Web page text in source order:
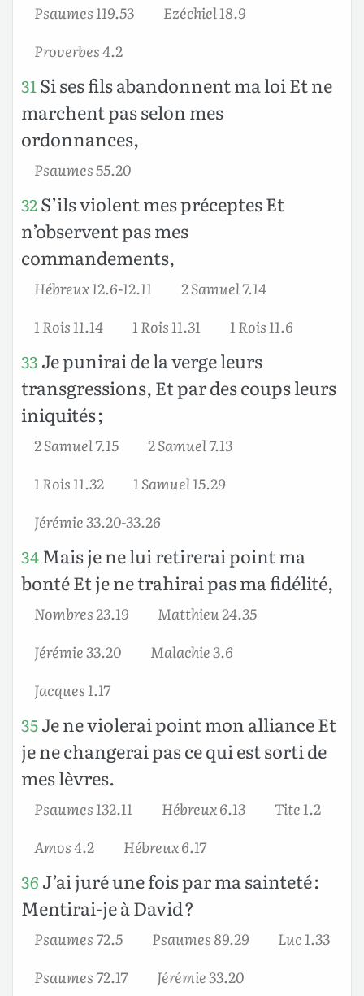
Psaumes 119.53
Ezéchiel 18.9
Proverbes 4.2
31 Si ses fils abandonnent ma loi Et ne
marchent pas selon mes
ordonnances,
Psaumes 55.20
32S’ils violent mes préceptes Et
n’observent pas mes
commandements,
Hébreux 12.6-12.11
2 Samuel 7.14
1 Rois 11.14
1 Rois 11.31 1 Rois 11.6
33 Je punirai de la verge leurs
transgressions, Et par des coups leurs
iniquités ;
2 Samuel 7.15
2 Samuel 7.13
1 Rois 11.32
1 Samuel 15.29
Jérémie 33.20-33.26
34Mais je ne lui retirerai point ma
bonté Et je ne trahirai pas ma fidélité,
Nombres 23.19
Matthieu 24.35
Jérémie 33.20
Malachie 3.6
Jacques 1.17
35Je ne violerai point mon alliance Et
je ne changerai pas ce qui est sorti de
mes lèvres.
Psaumes 132.11 Hébreux 6.13
Tite 1.2
Amos 4.2
Hébreux 6.17
36 J’ai juré une fois par ma sainteté :
Mentirai-je à David ?
Psaumes 72.5 Psaumes 89.29
Luc 1.33
Psaumes 72.17
Jérémie 33.20